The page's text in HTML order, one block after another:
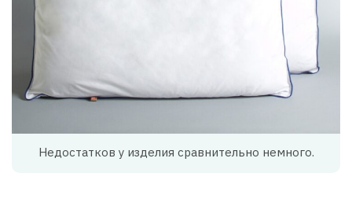
Недостатков у изделия сравнительно немного.